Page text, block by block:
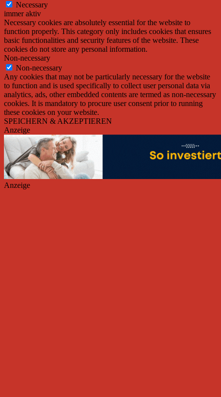
Necessary
immer aktiv
Necessary cookies are absolutely essential for the website to
function properly. This category only includes cookies that ensures
basic functionalities and security features of the website. These
cookies do not store any personal information.
Non-necessary
Non-necessary
Any cookies that may not be particularly necessary for the website
to function and is used specifically to collect user personal data via
analytics, ads, other embedded contents are termed as non-necessary
cookies. It is mandatory to procure user consent prior to running
these cookies on your website.
SPEICHERN & AKZEPTIEREN
Anzeige
Anzeige